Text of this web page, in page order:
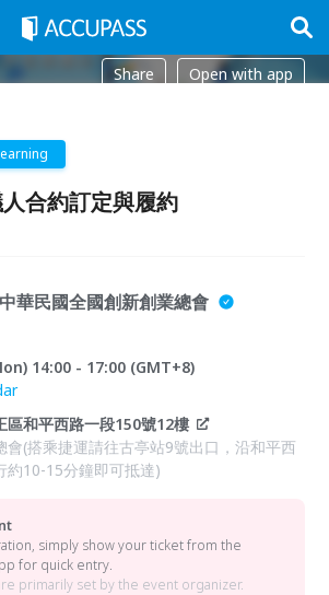
Share Open with app
合約訂定與履約
華民國全國創新創業總會
14:00 - 17:00 (GMT+8)
區和平西路一段150號12樓
會(搭乘捷運請往古亭站9號出口，沿和平西
約10-15分鐘即可抵達)
simply show your ticket from the
for quick entry.
primarily set by the event organizer.